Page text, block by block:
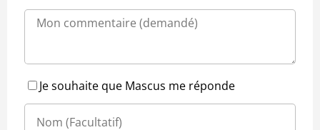
Je souhaite que Mascus me réponde